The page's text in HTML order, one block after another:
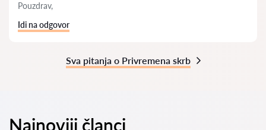
Pouzdrav,
Idi na odgovor
Sva pitanja o Privremena skrb
Najnoviji članci